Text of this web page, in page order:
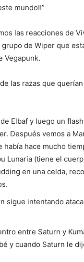
mundo!!”
las reacciones de
de Wiper que
Vegapunk.
las razas que
Elbaf y luego un
Después vemos a
había hace mucho
Lunaria (tiene el
en una celda,
sigue intentando
entre Saturn y
y cuando Saturn le